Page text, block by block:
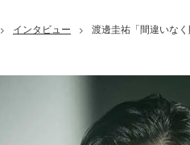
> インタビュー >
渡邊圭祐「間違いな